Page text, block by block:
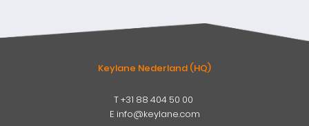
Keylane Nederland (HQ)
T+31 88 404 50 00
E info@keylane.com